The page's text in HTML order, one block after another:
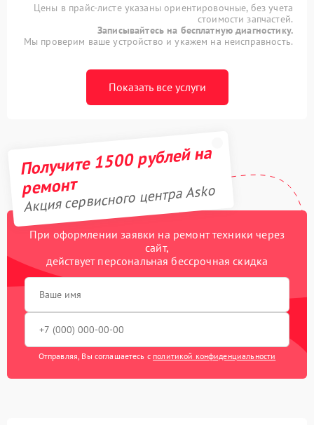
Цены в прайс-листе указаны ориентировочные, без учета
стоимости запчастей.
Записывайтесь на бесплатную диагностику.
Мы проверим ваше устройство и укажем на неисправность.
Показать все услуги
Получите 1500 рублей на
ремонт
Акция сервисного центра Asko
При оформлении заявки на ремонт техники через
сайт,
действует персональная бессрочная скидка
Отправляя, Вы соглашаетесь с политикой конфиденциальности